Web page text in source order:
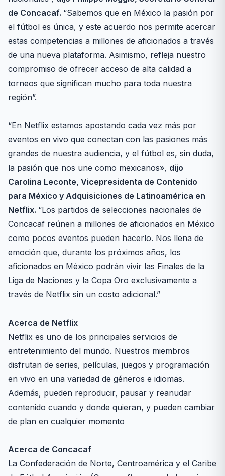
de Concacaf. “Sabemos que en México la pasión por
el fútbol es única, y este acuerdo nos permite acercar
estas competencias a millones de aficionados a través
de una nueva plataforma. Asimismo, refleja nuestro
compromiso de ofrecer acceso de alta calidad a
torneos que significan mucho para toda nuestra
región”.
“En Netflix estamos apostando cada vez más por
eventos en vivo que conectan con las pasiones más
grandes de nuestra audiencia, y el fútbol es, sin duda,
la pasión que nos une como mexicanos», dijo
Carolina Leconte, Vicepresidenta de Contenido
para México y Adquisiciones de Latinoamérica en
Netflix. “Los partidos de selecciones nacionales de
Concacaf reúnen a millones de aficionados en México
como pocos eventos pueden hacerlo. Nos llena de
emoción que, durante los próximos años, los
aficionados en México podrán vivir las Finales de la
Liga de Naciones y la Copa Oro exclusivamente a
través de Netflix sin un costo adicional.”
Acerca de Netflix
Netflix es uno de los principales servicios de
entretenimiento del mundo. Nuestros miembros
disfrutan de series, películas, juegos y programación
en vivo en una variedad de géneros e idiomas.
Además, pueden reproducir, pausar y reanudar
contenido cuando y donde quieran, y pueden cambiar
de plan en cualquier momento
Acerca de Concacaf
La Confederación de Norte, Centroamérica y el Caribe